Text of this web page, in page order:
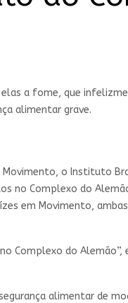
elas a fome, que
alimentar grave.
o Instituto
no Complexo do
em Movimento,
Complexo do Alemão”,
alimentar de